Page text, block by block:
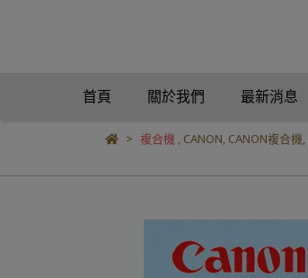
首頁 關於我們 最新消息
複合機 , CANON, CANON複合機,